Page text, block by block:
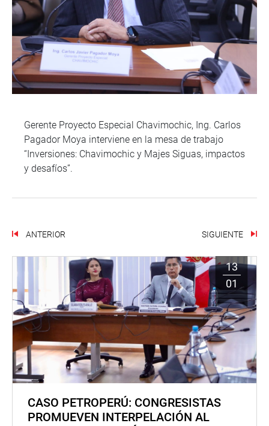
Gerente Proyecto Especial Chavimochic, Ing. Carlos
Pagador Moya interviene en la mesa de trabajo
“Inversiones: Chavimochic y Majes Siguas, impactos
y desafíos”.
ANTERIOR SIGUIENTE
13
01
CASO PETROPERÚ: CONGRESISTAS
PROMUEVEN INTERPELACIÓN AL